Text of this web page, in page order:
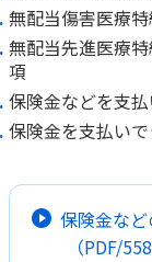
無配当傷害医療
無配当先進医療
項
保険金などを支
保険金を支払い
保険金な
（PDF/